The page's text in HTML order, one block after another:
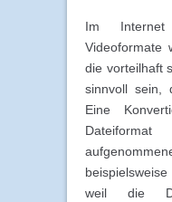
Im Internet
Videoformate
die vorteilhaft
sinnvoll sein,
Eine
beispielsweise
weil die